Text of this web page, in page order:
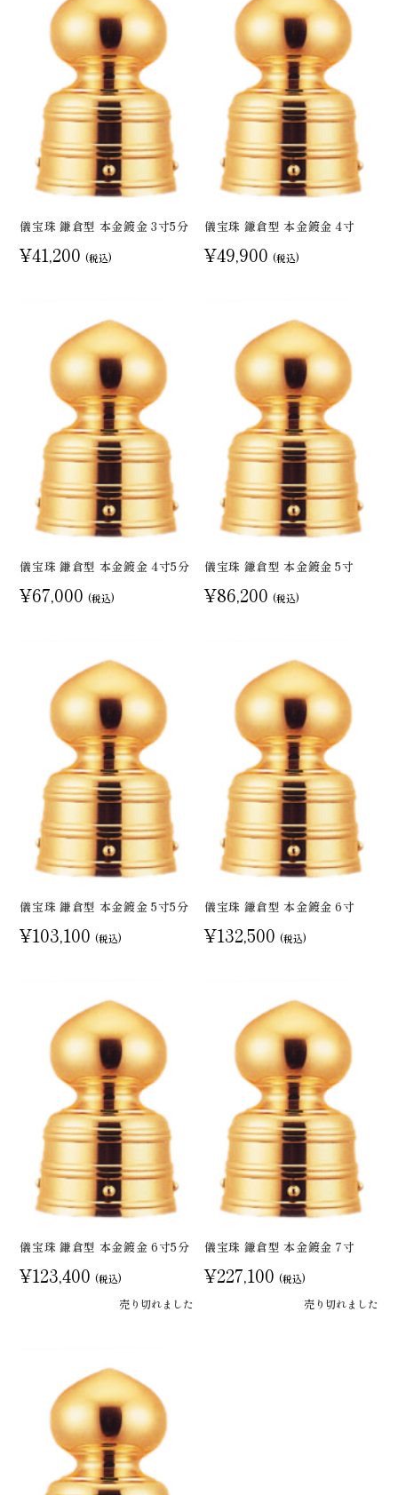
儀宝珠 鎌倉型 本金鍍金 3寸5分
¥41,200 (税込)
儀宝珠 鎌倉型 本金鍍金 4寸
¥49,900 (税込)
儀宝珠 鎌倉型 本金鍍金 4寸5分
¥67,000 (税込)
儀宝珠 鎌倉型 本金鍍金 5寸
¥86,200 (税込)
儀宝珠 鎌倉型 本金鍍金 5寸5分
¥103,100 (税込)
儀宝珠 鎌倉型 本金鍍金 6寸
¥132,500 (税込)
儀宝珠 鎌倉型 本金鍍金 6寸5分
¥123,400 (税込)
売り切れました
儀宝珠 鎌倉型 本金鍍金 7寸
¥227,100 (税込)
売り切れました